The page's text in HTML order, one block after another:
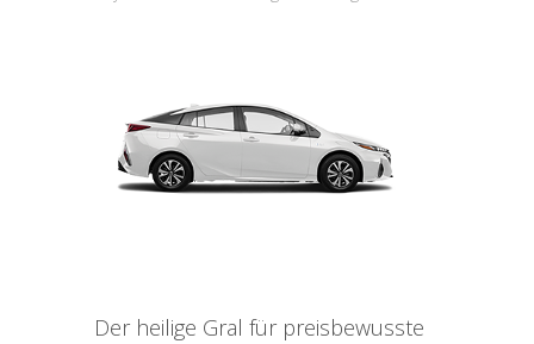
Der heilige Gral für preisbewusste